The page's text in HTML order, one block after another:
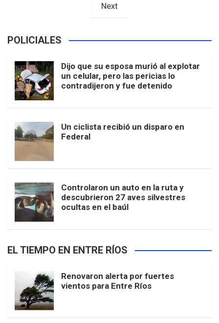
Next
POLICIALES
Dijo que su esposa murió al explotar
un celular, pero las pericias lo
contradijeron y fue detenido
Un ciclista recibió un disparo en
Federal
Controlaron un auto en la ruta y
descubrieron 27 aves silvestres
ocultas en el baúl
EL TIEMPO EN ENTRE RÍOS
Renovaron alerta por fuertes
vientos para Entre Ríos